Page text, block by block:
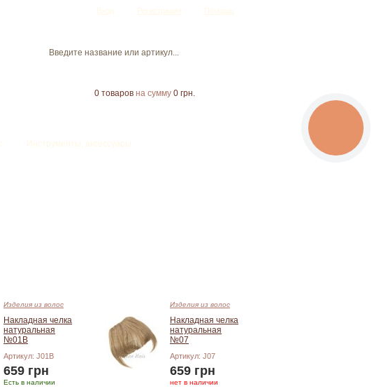
Вход Регистрация Помощь
0 товаров на сумму 0 грн.
Инструменты, аксессуары
Изделия из волос
Накладная челка
натуральная
№01B
Артикул: J01B
659 грн
Есть в наличии
Изделия из волос
Накладная челка
натуральная
№07
Артикул: J07
659 грн
нет в наличии